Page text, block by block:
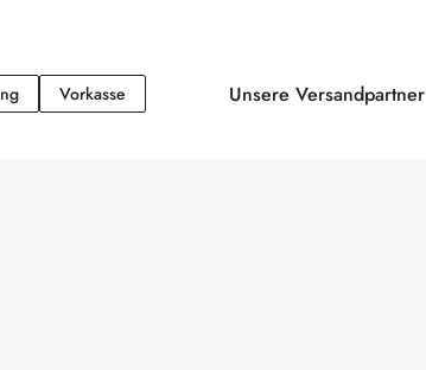
Ratenzahlung
VorkasseVorkasse Unsere Versandpartner